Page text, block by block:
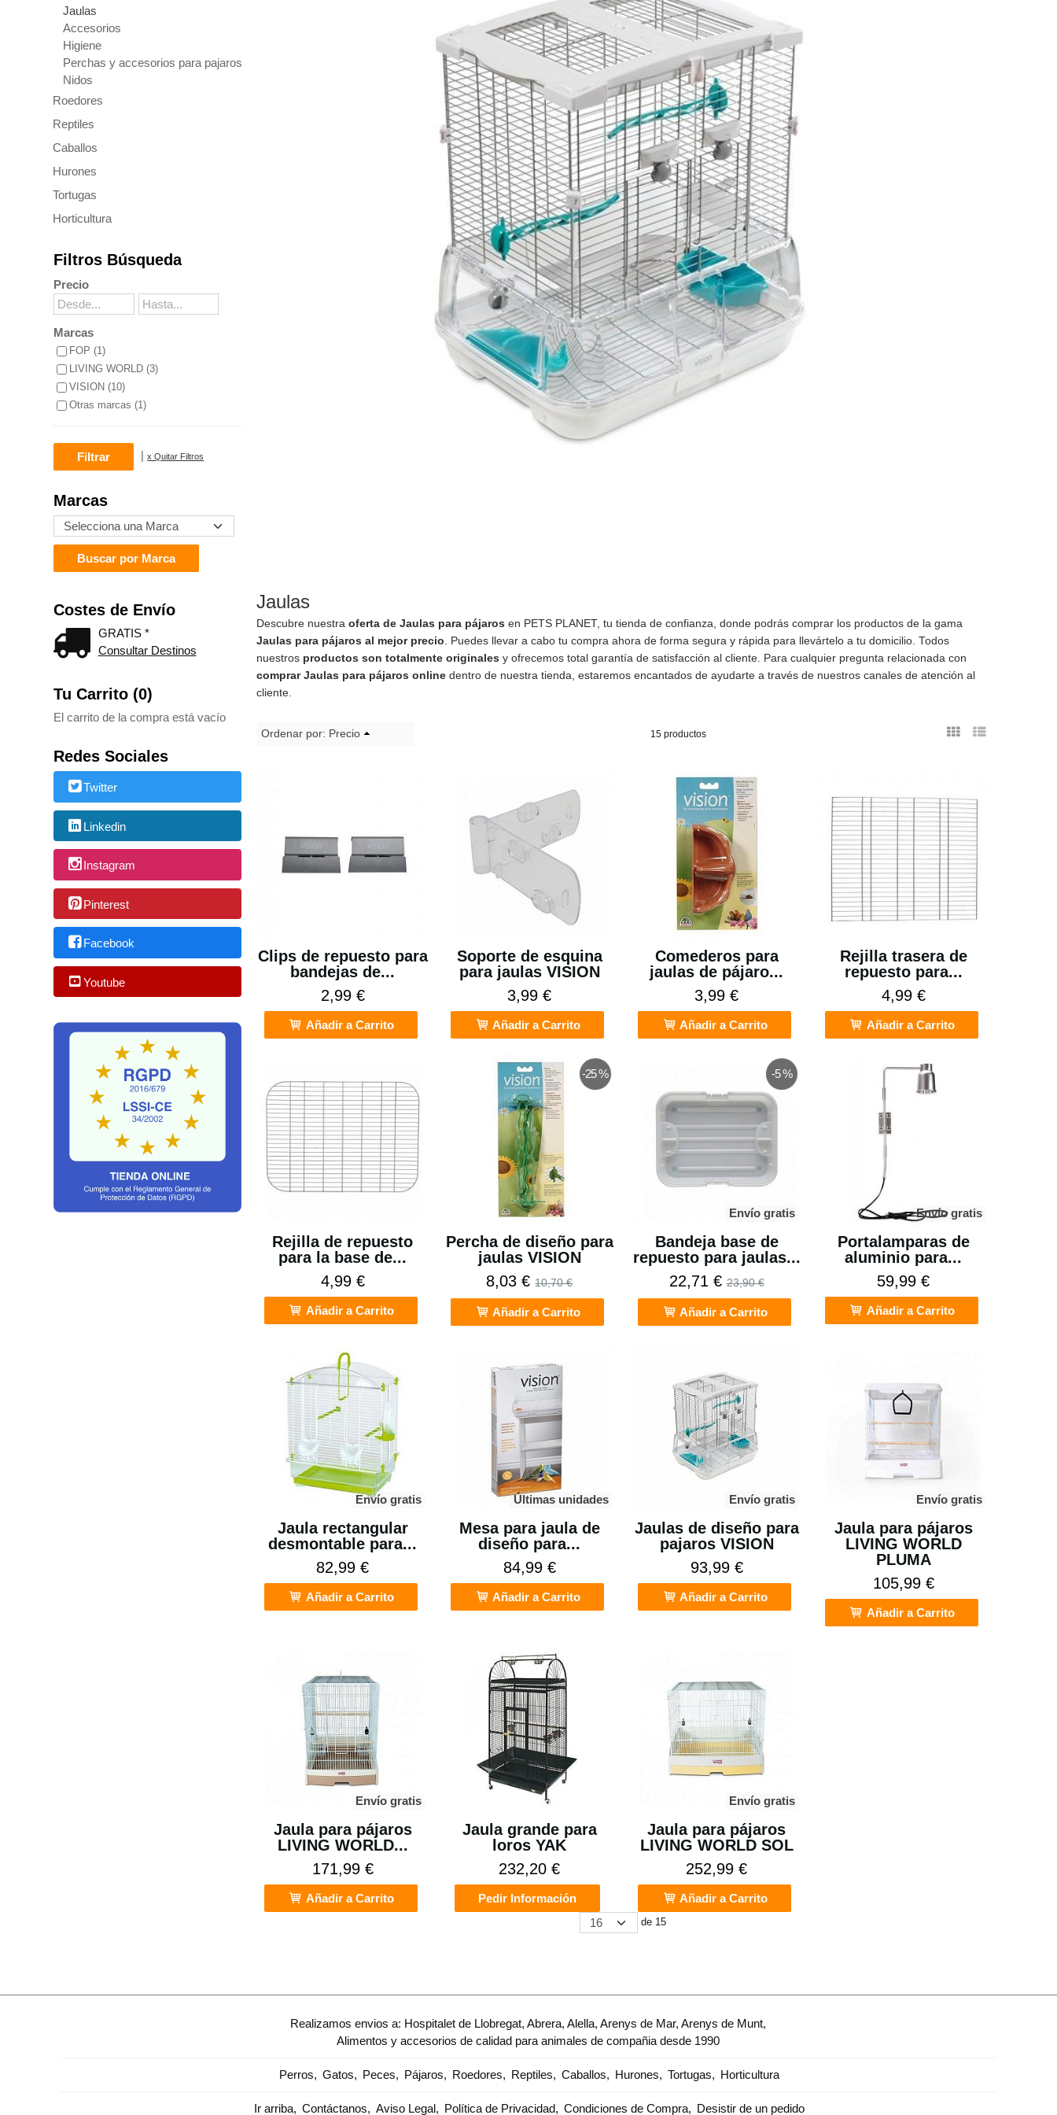
Jaulas
Accesorios
Higiene
Perchas y accesorios para pajaros
Nidos
Roedores
Reptiles
Caballos
Hurones
Tortugas
Horticultura
Filtros Búsqueda
Precio
Marcas
FOP (1)
LIVING WORLD (3)
VISION (10)
Otras marcas (1)
|x Quitar Filtros
Marcas
Costes de Envío
GRATIS *
Consultar Destinos
Tu Carrito (0)
El carrito de la compra está vacío
Redes Sociales
Twitter
Linkedin
Instagram
Pinterest
Facebook
Youtube
Jaulas
Descubre nuestraoferta de Jaulas para pájarosen PETS PLANET, tu tienda de confianza, donde podrás comprar los productos de la gama
Jaulas para pájaros al mejor precio. Puedes llevar a cabo tu compra ahora de forma segura y rápida para llevártelo a tu domicilio. Todos
nuestros productos son totalmente originales y ofrecemos total garantía de satisfacción al cliente. Para cualquier pregunta relacionada con
comprar Jaulas para pájaros online dentro de nuestra tienda, estaremos encantados de ayudarte a través de nuestros canales de atención al
cliente.
Ordenar por: Precio 15 productos
Clips de repuesto para
bandejas de...
2,99 €
Añadir a Carrito
Soporte de esquina
para jaulas VISION
3,99 €
Añadir a Carrito
Comederos para
jaulas de pájaro...
3,99 €
Añadir a Carrito
Rejilla trasera de
repuesto para...
4,99 €
Añadir a Carrito
Rejilla de repuesto
para la base de...
4,99 €
Añadir a Carrito
-25 %
Percha de diseño para
jaulas VISION
8,03 €10,70 €
Añadir a Carrito
Envío gratis
-5 %
Bandeja base de
repuesto para jaulas...
22,71 €23,90 €
Añadir a Carrito
Envío gratis
Portalamparas de
aluminio para...
59,99 €
Añadir a Carrito
Envío gratis
Jaula rectangular
desmontable para...
82,99 €
Añadir a Carrito
Últimas unidades
Mesa para jaula de
diseño para...
84,99 €
Añadir a Carrito
Envío gratis
Jaulas de diseño para
pajaros VISION
93,99 €
Añadir a Carrito
Envío gratis
Jaula para pájaros
LIVING WORLD
PLUMA
105,99 €
Añadir a Carrito
Envío gratis
Jaula para pájaros
LIVING WORLD...
171,99 €
Añadir a Carrito
Jaula grande para
loros YAK
232,20 €
Pedir Información
Envío gratis
Jaula para pájaros
LIVING WORLD SOL
252,99 €
Añadir a Carrito
de 15
Realizamos envios a: Hospitalet de Llobregat, Abrera, Alella, Arenys de Mar, Arenys de Munt,
Alimentos y accesorios de calidad para animales de compañia desde 1990
Perros Gatos Peces Pájaros Roedores Reptiles Caballos Hurones Tortugas Horticultura
Ir arriba Contáctanos Aviso Legal Política de Privacidad Condiciones de Compra Desistir de un pedido